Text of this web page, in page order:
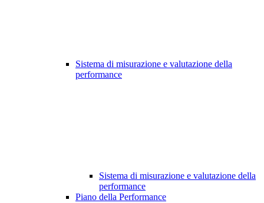
Sistema di misurazione e valutazione della
performance
Sistema di misurazione e valutazione della
performance
Piano della Performance